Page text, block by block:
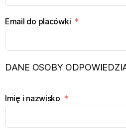
Email do placówki
DANE OSOBY
Imię i nazwisko